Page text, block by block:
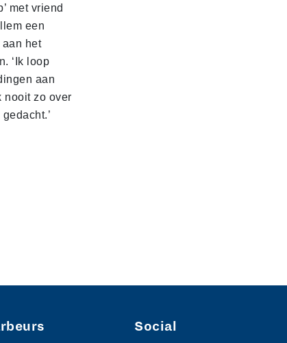
met vriend
een
het
‘Ik loop
aan
nooit zo over
Social